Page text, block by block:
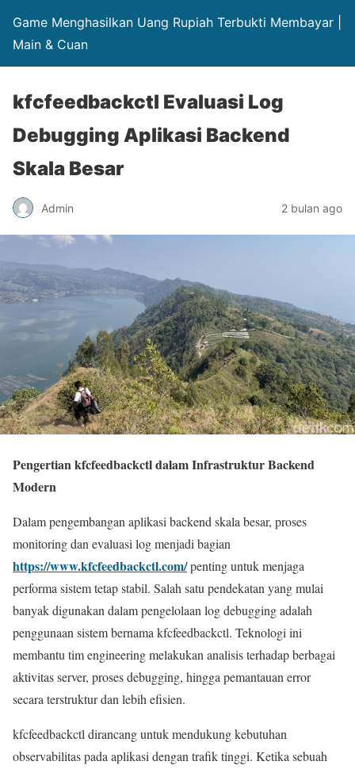
Game Menghasilkan Uang Rupiah Terbukti Membayar |
Main & Cuan
kfcfeedbackctl Evaluasi Log
Debugging Aplikasi Backend
Skala Besar
Admin 2 bulan ago
Pengertian kfcfeedbackctl dalam Infrastruktur Backend
Modern
Dalam pengembangan aplikasi backend skala besar, proses
monitoring dan evaluasi log menjadi bagian
https://www.kfcfeedbackctl.com/penting untuk menjaga
performa sistem tetap stabil. Salah satu pendekatan yang mulai
banyak digunakan dalam pengelolaan log debugging adalah
penggunaan sistem bernama kfcfeedbackctl. Teknologi ini
membantu tim engineering melakukan analisis terhadap berbagai
aktivitas server, proses debugging, hingga pemantauan error
secara terstruktur dan lebih efisien.
kfcfeedbackctl dirancang untuk mendukung kebutuhan
observabilitas pada aplikasi dengan trafik tinggi. Ketika sebuah